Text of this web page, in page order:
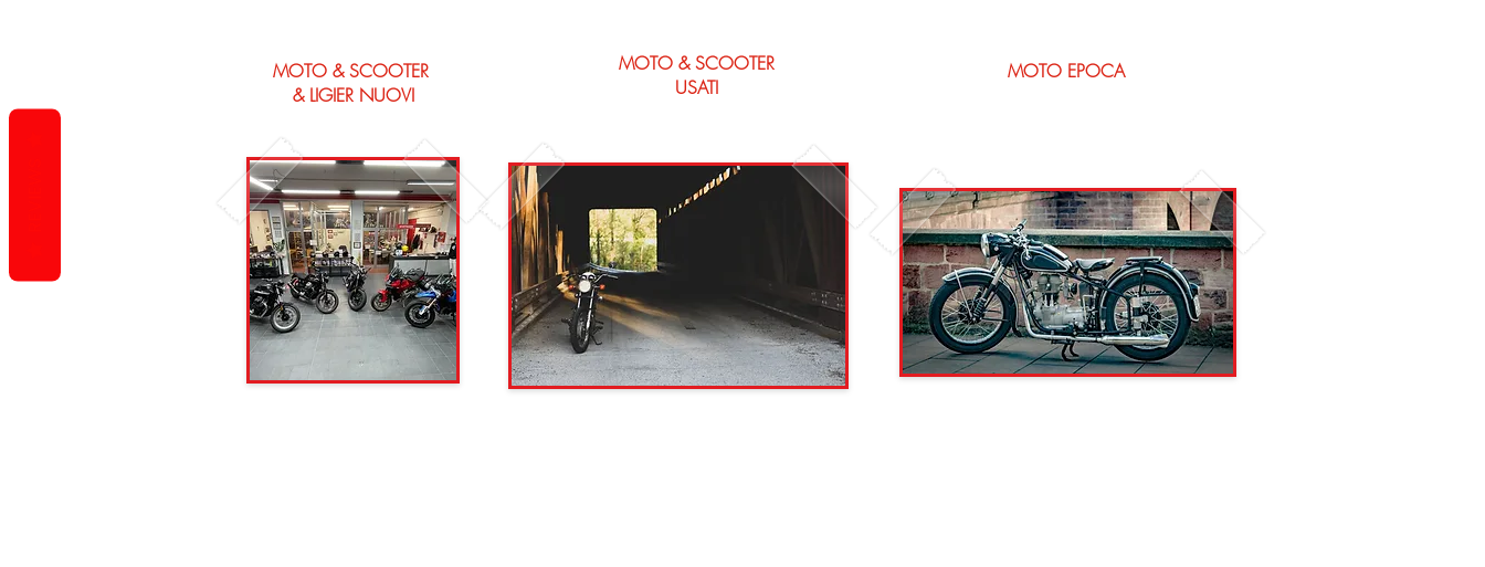
MOTO & SCOOTER
& LIGIER NUOVI
MOTO & SCOOTER
USATI
MOTO EPOCA